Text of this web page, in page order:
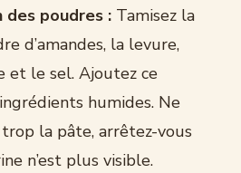
poudres : Tamisez la
d’amandes, la levure,
et le sel. Ajoutez ce
humides. Ne
la pâte, arrêtez-vous
n’est plus visible.